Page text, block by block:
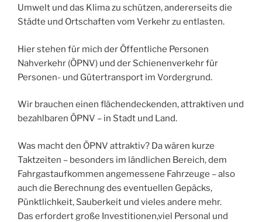
Umwelt und das Klima zu schützen, andererseits die
Städte und Ortschaften vom Verkehr zu entlasten.
Hier stehen für mich der Öffentliche Personen
Nahverkehr (ÖPNV) und der Schienenverkehr für
Personen- und Gütertransport im Vordergrund.
Wir brauchen einen flächendeckenden, attraktiven und
bezahlbaren ÖPNV – in Stadt und Land.
Was macht den ÖPNV attraktiv? Da wären kurze
Taktzeiten – besonders im ländlichen Bereich, dem
Fahrgastaufkommen angemessene Fahrzeuge – also
auch die Berechnung des eventuellen Gepäcks,
Pünktlichkeit, Sauberkeit und vieles andere mehr.
Das erfordert große Investitionen,viel Personal und